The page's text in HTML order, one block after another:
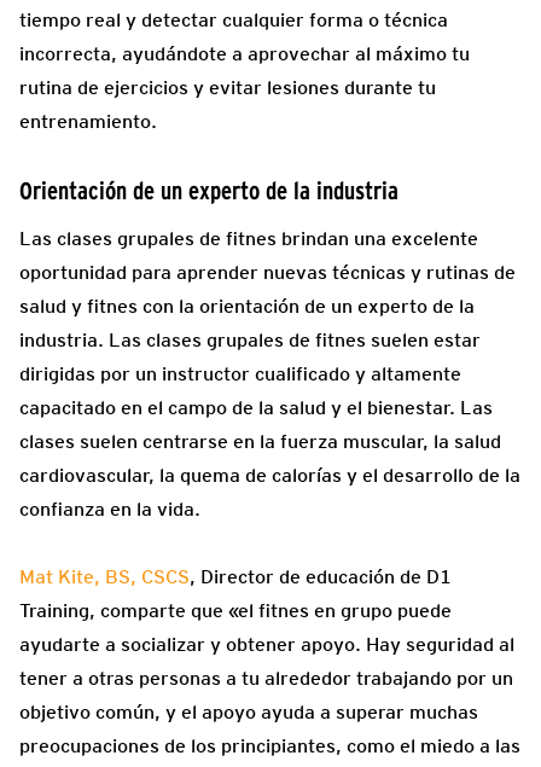
tiempo real y detectar cualquier forma o técnica
incorrecta, ayudándote a aprovechar al máximo tu
rutina de ejercicios y evitar lesiones durante tu
entrenamiento.
Orientación de un experto de la industria
Las clases grupales de fitnes brindan una excelente
oportunidad para aprender nuevas técnicas y rutinas de
salud y fitnes con la orientación de un experto de la
industria. Las clases grupales de fitnes suelen estar
dirigidas por un instructor cualificado y altamente
capacitado en el campo de la salud y el bienestar. Las
clases suelen centrarse en la fuerza muscular, la salud
cardiovascular, la quema de calorías y el desarrollo de la
confianza en la vida.
Mat Kite, BS, CSCS, Director de educación de D1
Training, comparte que «el fitnes en grupo puede
ayudarte a socializar y obtener apoyo. Hay seguridad al
tener a otras personas a tu alrededor trabajando por un
objetivo común, y el apoyo ayuda a superar muchas
preocupaciones de los principiantes, como el miedo a las